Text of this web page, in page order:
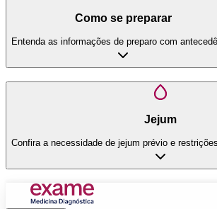
Como se preparar
Entenda as informações de preparo com
Jejum
Confira a necessidade de jejum prévio e